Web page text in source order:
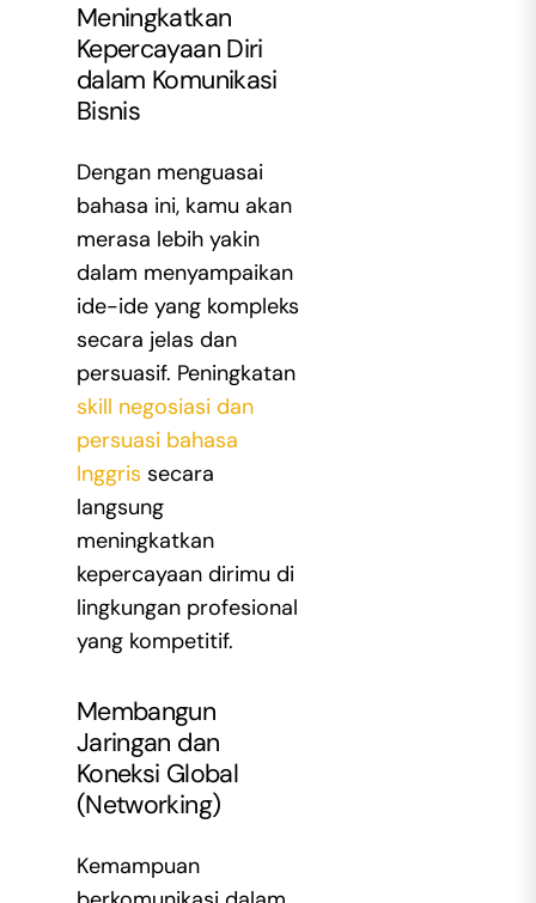
Meningkatkan
Kepercayaan Diri
dalam Komunikasi
Bisnis
Dengan menguasai
bahasa ini, kamu akan
merasa lebih yakin
dalam menyampaikan
ide-ide yang kompleks
secara jelas dan
persuasif. Peningkatan
skill negosiasi dan
persuasi bahasa
Inggris secara
langsung
meningkatkan
kepercayaan dirimu di
lingkungan profesional
yang kompetitif.
Membangun
Jaringan dan
Koneksi Global
(Networking)
Kemampuan